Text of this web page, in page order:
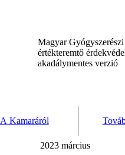
Magyar
értékteremtő
akadálymentes verzió
A Kamaráról
2023 március